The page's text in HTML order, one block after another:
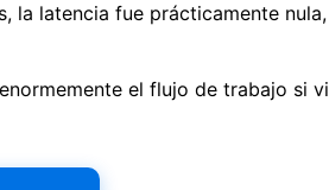
la latencia fue prácticamente
el flujo de trabajo si